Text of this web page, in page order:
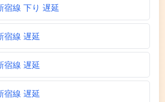
宿線 下り 遅延
宿線 遅延
宿線 遅延
宿線 遅延